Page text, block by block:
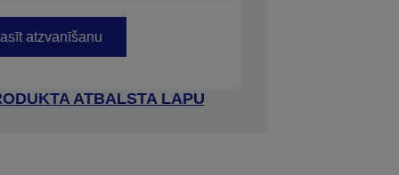
atzvanīšanu
ATBALSTA LAPU